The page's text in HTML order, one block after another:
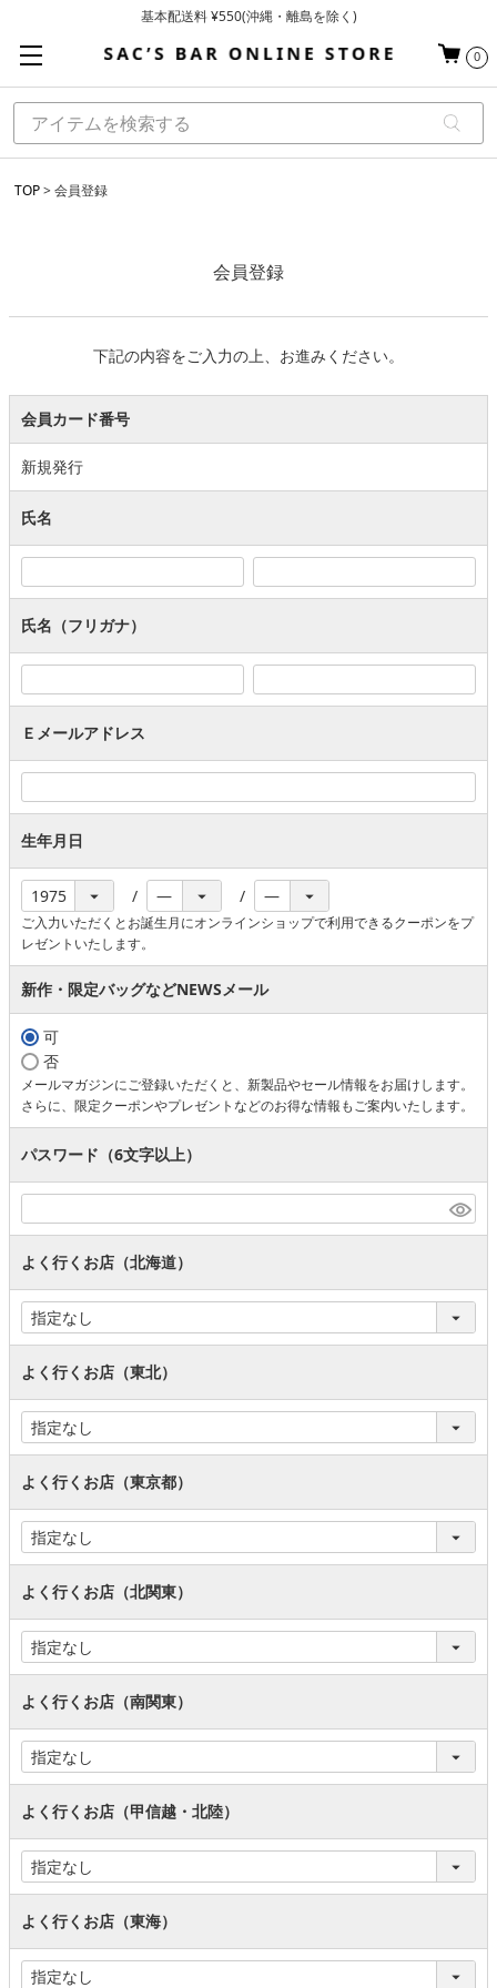
基本配送料 ¥550(沖縄・離島を除く)
お買い上げ合計¥3,980以上で送料無料
0
TOP 会員登録
会員登録
下記の内容をご入力の上、お進みください。
会員カード番号
新規発行
氏名
氏名（フリガナ）
Ｅメールアドレス
生年月日
ご入力いただくとお誕生月にオンラインショップで利用できるクーポンをプ
レゼントいたします。
新作・限定バッグなどNEWSメール
可
否
メールマガジンにご登録いただくと、新製品やセール情報をお届けします。
さらに、限定クーポンやプレゼントなどのお得な情報もご案内いたします。
パスワード（6文字以上）
よく行くお店（北海道）
よく行くお店（東北）
よく行くお店（東京都）
よく行くお店（北関東）
よく行くお店（南関東）
よく行くお店（甲信越・北陸）
よく行くお店（東海）